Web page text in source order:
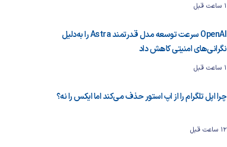
1 ساعت قبل
OpenAI سرعت توسعه مدل قدرتمند Astra را به‌دلیل
نگرانی‌های امنیتی کاهش داد
1 ساعت قبل
چرا اپل تلگرام را از اپ استور حذف می‌کند اما ایکس را نه؟
12 ساعت قبل